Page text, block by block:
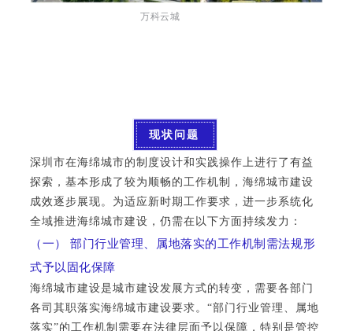
万科云城
现状问题
深圳市在海绵城市的制度设计和实践操作上进行了有益
探索，基本形成了较为顺畅的工作机制，海绵城市建设
成效逐步展现。为适应新时期工作要求，进一步系统化
全域推进海绵城市建设，仍需在以下方面持续发力：
（一） 部门行业管理、属地落实的工作机制需法规形
式予以固化保障
海绵城市建设是城市建设发展方式的转变，需要各部门
各司其职落实海绵城市建设要求。“部门行业管理、属地
落实”的工作机制需要在法律层面予以保障，特别是管控